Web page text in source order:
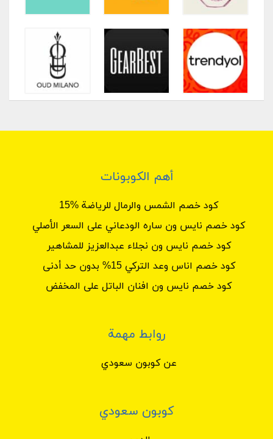
أهم الكوبونات
كود خصم الشمس والرمال للرياضة %15
كود خصم نايس ون ساره الودعاني على السعر الأصلي
كود خصم نايس ون نجلاء عبدالعزيز للمشاهير
كود خصم اناس وعد التركي 15% بدون حد أدنى
كود خصم نايس ون افنان الباتل على المخفض
روابط مهمة
عن كوبون سعودي
كوبون سعودي